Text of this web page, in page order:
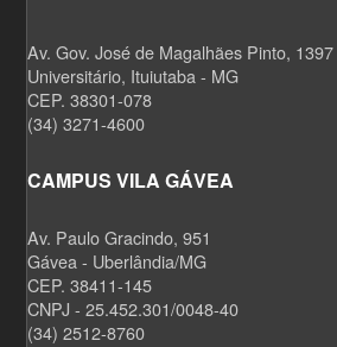
Av. Gov. José de Magalhães Pinto, 1397
Universitário, Ituiutaba - MG
CEP. 38301-078
(34) 3271-4600
CAMPUS VILA GÁVEA
Av. Paulo Gracindo, 951
Gávea - Uberlândia/MG
CEP. 38411-145
CNPJ - 25.452.301/0048-40
(34) 2512-8760